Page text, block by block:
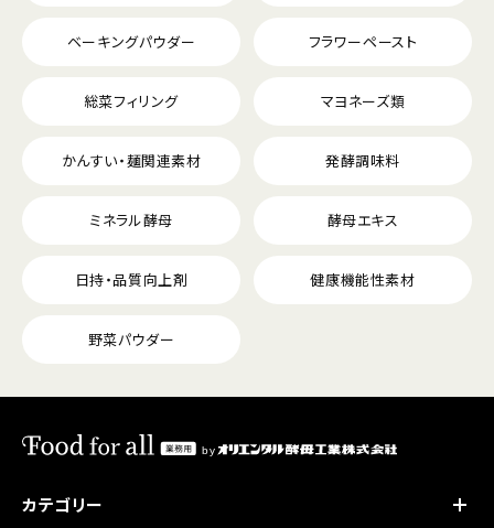
ベーキングパウダー フラワーペースト
総菜フィリング マヨネーズ類
かんすい・麺関連素材 発酵調味料
ミネラル酵母 酵母エキス
日持・品質向上剤 健康機能性素材
野菜パウダー
カテゴリー